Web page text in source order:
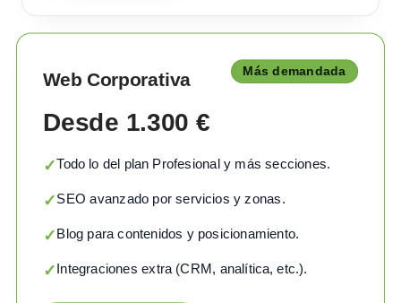
Web Corporativa Más demandada
Desde 1.300 €
✓Todo lo del plan Profesional y más secciones.
✓SEO avanzado por servicios y zonas.
✓Blog para contenidos y posicionamiento.
✓Integraciones extra (CRM, analítica, etc.).